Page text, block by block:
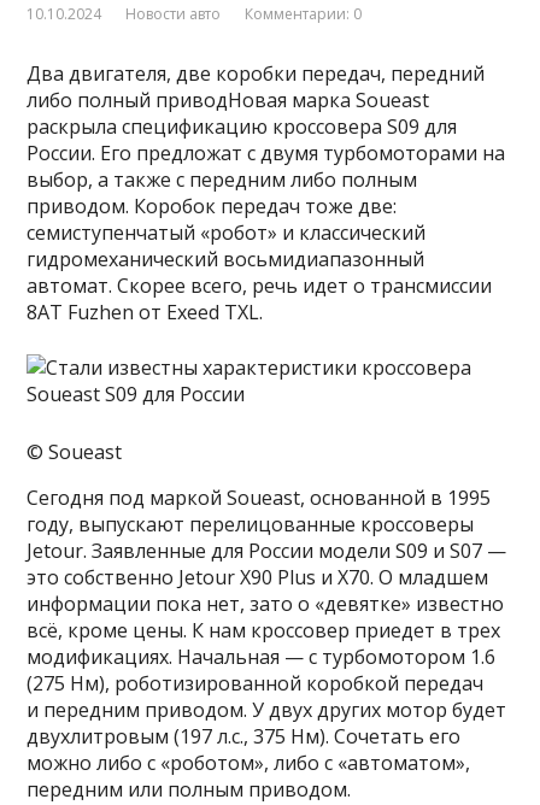
10.10.2024 Новости авто Комментарии: 0
Два двигателя, две коробки передач, передний
либо полный приводНовая марка Soueast
раскрыла спецификацию кроссовера S09 для
России. Его предложат с двумя турбомоторами на
выбор, а также с передним либо полным
приводом. Коробок передач тоже две:
семиступенчатый «робот» и классический
гидромеханический восьмидиапазонный
автомат. Скорее всего, речь идет о трансмиссии
8AT Fuzhen от Exeed TXL.
© Soueast
Сегодня под маркой Soueast, основанной в 1995
году, выпускают перелицованные кроссоверы
Jetour. Заявленные для России модели S09 и S07 —
это собственно Jetour X90 Plus и X70. О младшем
информации пока нет, зато о «девятке» известно
всё, кроме цены. К нам кроссовер приедет в трех
модификациях. Начальная — с турбомотором 1.6
(275 Нм), роботизированной коробкой передач
и передним приводом. У двух других мотор будет
двухлитровым (197 л.с., 375 Нм). Сочетать его
можно либо с «роботом», либо с «автоматом»,
передним или полным приводом.